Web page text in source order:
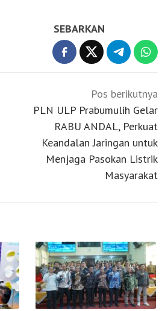
SEBARKAN
Pos berikutnya
PLN ULP Prabumulih Gelar
RABU ANDAL, Perkuat
Keandalan Jaringan untuk
Menjaga Pasokan Listrik
Masyarakat